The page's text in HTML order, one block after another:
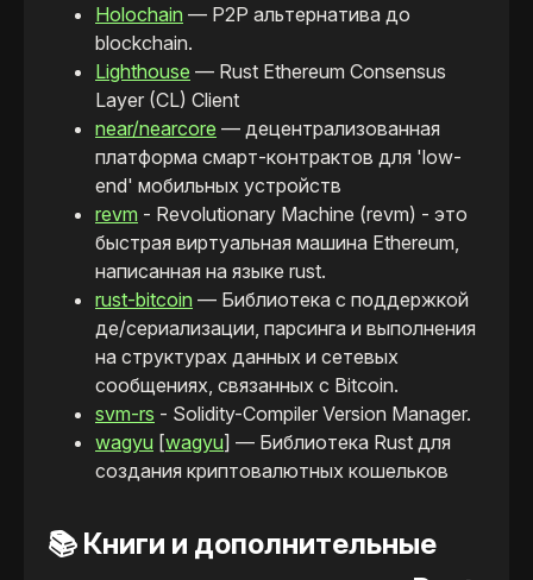
Holochain — P2P альтернатива до
blockchain.
Lighthouse — Rust Ethereum Consensus
Layer (CL) Client
near/nearcore — децентрализованная
платформа смарт-контрактов для 'low-
end' мобильных устройств
revm - Revolutionary Machine (revm) - это
быстрая виртуальная машина Ethereum,
написанная на языке rust.
rust-bitcoin — Библиотека с поддержкой
де/сериализации, парсинга и выполнения
на структурах данных и сетевых
сообщениях, связанных с Bitcoin.
svm-rs - Solidity-Compiler Version Manager.
wagyu [wagyu] — Библиотека Rust для
создания криптовалютных кошельков
📚 Книги и дополнительные